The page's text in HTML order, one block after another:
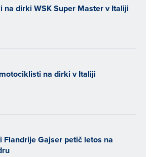
na dirki WSK Super Master v Italiji
na dirki v Italiji
Flandrije Gajser petič letos na